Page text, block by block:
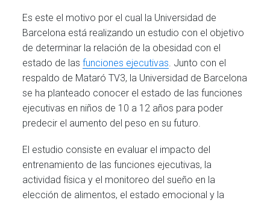
Es este el motivo por el cual la Universidad de
Barcelona está realizando un estudio con el objetivo
de determinar la relación de la obesidad con el
estado de lasfunciones ejecutivas . Junto con el
respaldo de Mataró TV3, la Universidad de Barcelona
se ha planteado conocer el estado de las funciones
ejecutivas en niños de 10 a 12 años para poder
predecir el aumento del peso en su futuro.
El estudio consiste en evaluar el impacto del
entrenamiento de las funciones ejecutivas, la
actividad física y el monitoreo del sueño en la
elección de alimentos, el estado emocional y la